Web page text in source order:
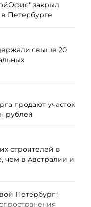
закрыл
в Петербурге
свыше 20
продают участок
рублей
строителей в
чем в Австралии и
Петербург".